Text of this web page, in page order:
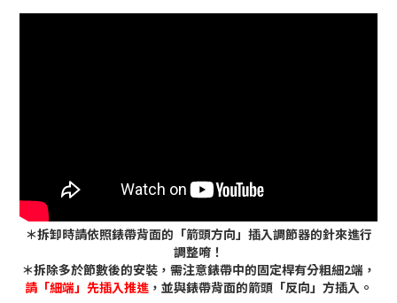
＊拆卸時請依照錶帶背面的「箭頭方向」插入調節器的針來進行
調整唷！
＊拆除多於節數後的安裝，需注意錶帶中的固定桿有分粗細2端，
請「細端」先插入推進 ，並與錶帶背面的箭頭「反向」方插入。